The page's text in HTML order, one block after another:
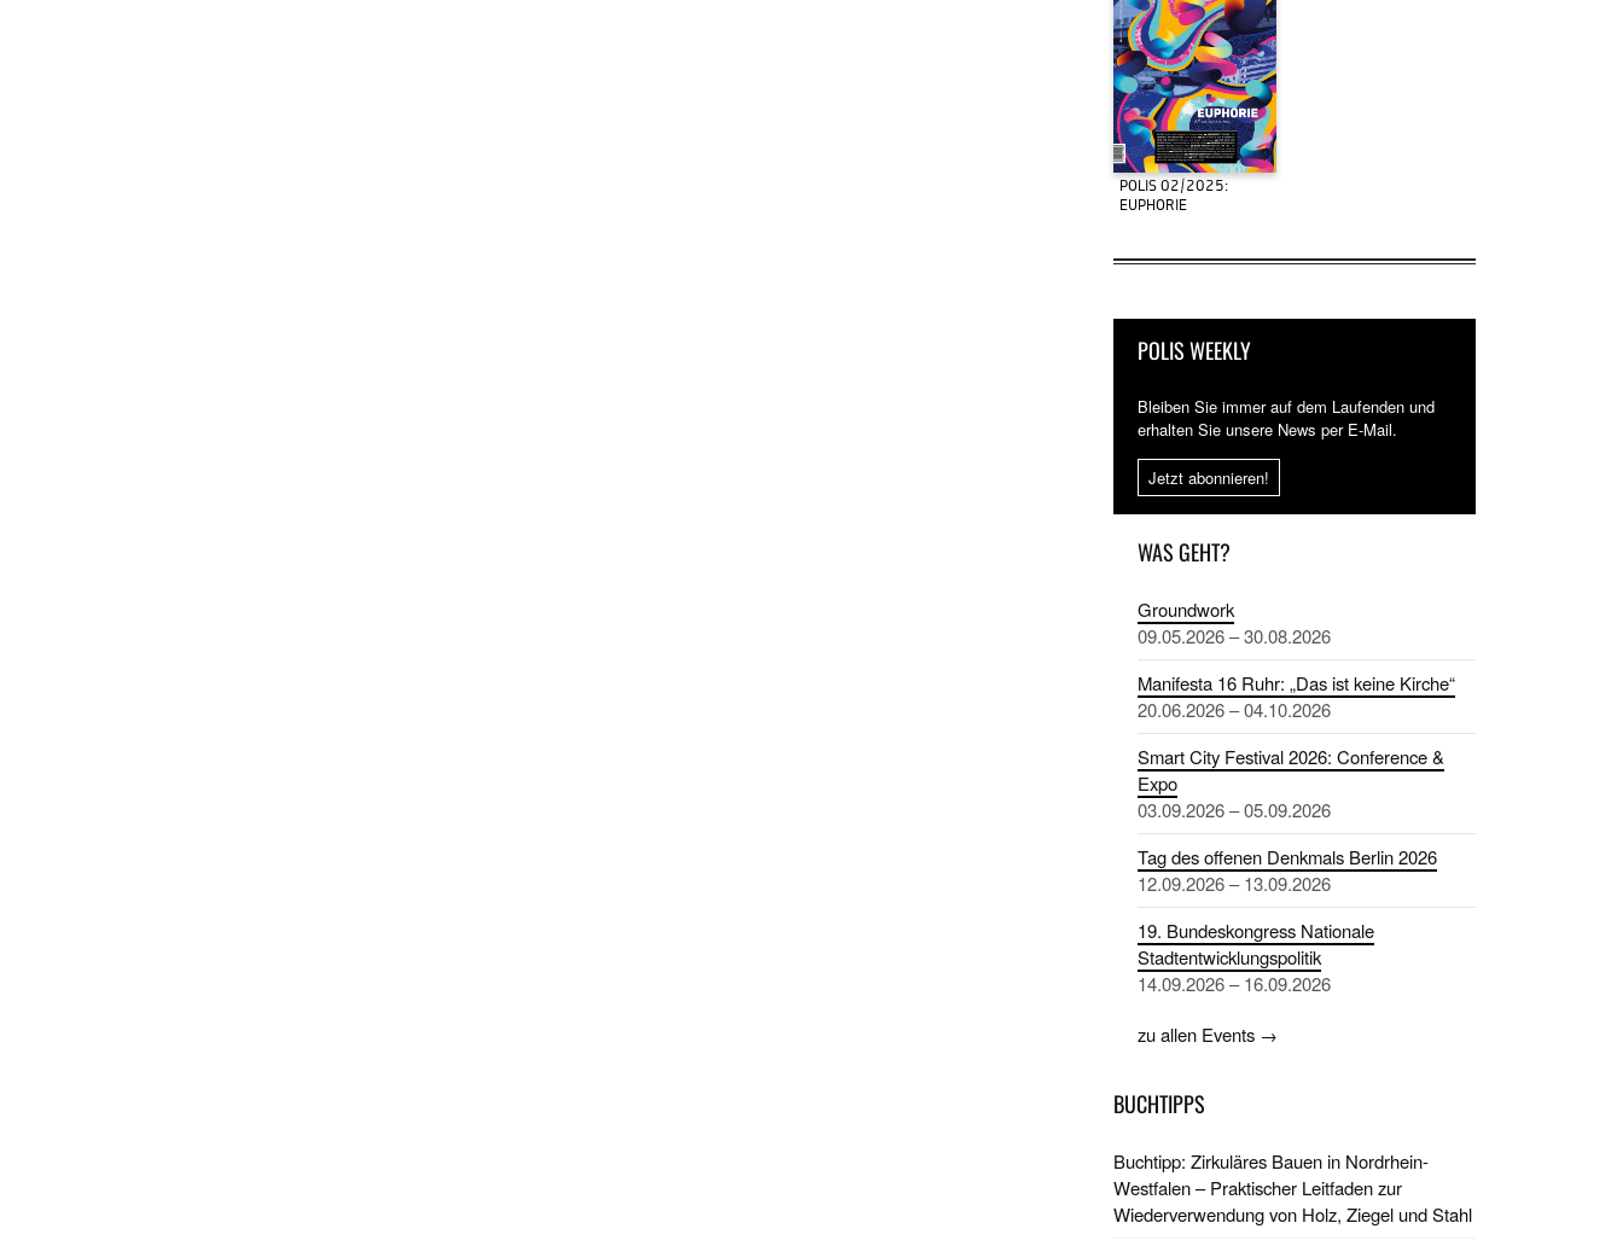
POLIS 02/2025:
EUPHORIE
POLIS WEEKLY
Bleiben Sie immer auf dem Laufenden und
erhalten Sie unsere News per E-Mail.
Jetzt abonnieren!
WAS GEHT?
Groundwork
09.05.2026 – 30.08.2026
Manifesta 16 Ruhr: „Das ist keine Kirche“
20.06.2026 – 04.10.2026
Smart City Festival 2026: Conference &
Expo
03.09.2026 – 05.09.2026
Tag des offenen Denkmals Berlin 2026
12.09.2026 – 13.09.2026
19. Bundeskongress Nationale
Stadtentwicklungspolitik
14.09.2026 – 16.09.2026
zu allen Events →
BUCHTIPPS
Buchtipp: Zirkuläres Bauen in Nordrhein-
Westfalen – Praktischer Leitfaden zur
Wiederverwendung von Holz, Ziegel und Stahl